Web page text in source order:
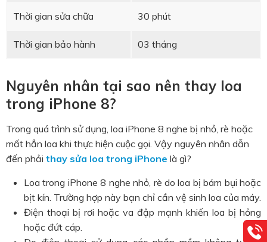
Thời gian sửa chữa 30 phút
Thời gian bảo hành 03 tháng
Nguyên nhân tại sao nên thay loa
trong iPhone 8?
Trong quá trình sử dụng, loa iPhone 8 nghe bị nhỏ, rè hoặc
mất hẳn loa khi thực hiện cuộc gọi. Vậy nguyên nhân dẫn
đến phải thay sửa loa trong iPhone là gì?
Loa trong iPhone 8 nghe nhỏ, rè do loa bị bám bụi hoặc
bịt kín. Trường hợp này bạn chỉ cần vệ sinh loa của máy.
Điện thoại bị rơi hoặc va đập mạnh khiến loa bị hỏng
hoặc đứt cáp.